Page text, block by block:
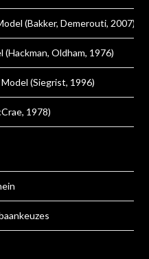
(Bakker, Demerouti, 2007)
Oldham, 1976)
(Siegrist, 1996)
1978)